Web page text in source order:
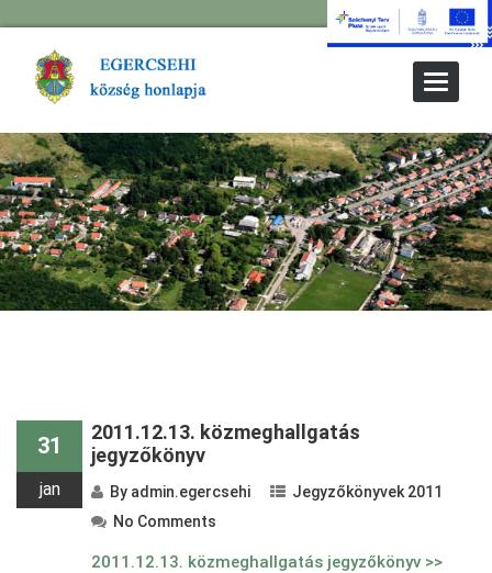
Toggle
31
jan
2011.12.13. közmeghallgatás
jegyzőkönyv
By admin.egercsehi
Jegyzőkönyvek 2011
No Comments
2011.12.13. közmeghallgatás jegyzőkönyv >>